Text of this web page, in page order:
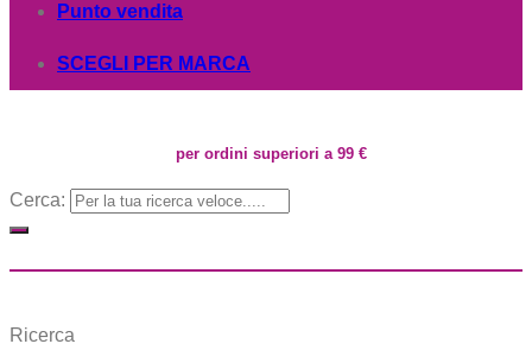
Punto vendita
SCEGLI PER MARCA
per ordini superiori a 99 €
Cerca:
Ricerca